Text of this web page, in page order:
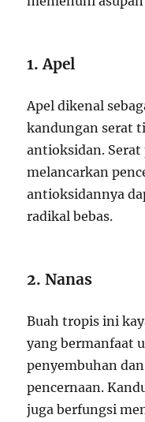
1. Apel
Apel dikenal
kandungan serat
antioksidan. Serat
melancarkan
antioksidannya
radikal bebas.
2. Nanas
Buah tropis ini
yang bermanfaat
penyembuhan
pencernaan.
juga berfungsi